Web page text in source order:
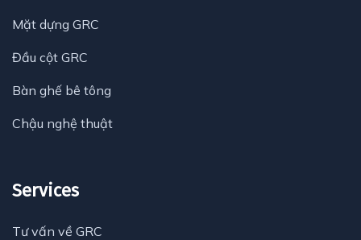
Mặt dựng GRC
Đầu cột GRC
Bàn ghế bê tông
Chậu nghệ thuật
Services
Tư vấn về GRC